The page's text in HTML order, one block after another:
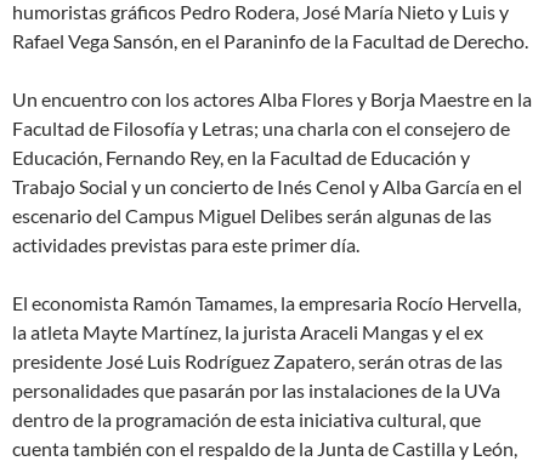
humoristas gráficos Pedro Rodera, José María Nieto y Luis y
Rafael Vega Sansón, en el Paraninfo de la Facultad de Derecho.
Un encuentro con los actores Alba Flores y Borja Maestre en la
Facultad de Filosofía y Letras; una charla con el consejero de
Educación, Fernando Rey, en la Facultad de Educación y
Trabajo Social y un concierto de Inés Cenol y Alba García en el
escenario del Campus Miguel Delibes serán algunas de las
actividades previstas para este primer día.
El economista Ramón Tamames, la empresaria Rocío Hervella,
la atleta Mayte Martínez, la jurista Araceli Mangas y el ex
presidente José Luis Rodríguez Zapatero, serán otras de las
personalidades que pasarán por las instalaciones de la UVa
dentro de la programación de esta iniciativa cultural, que
cuenta también con el respaldo de la Junta de Castilla y León,